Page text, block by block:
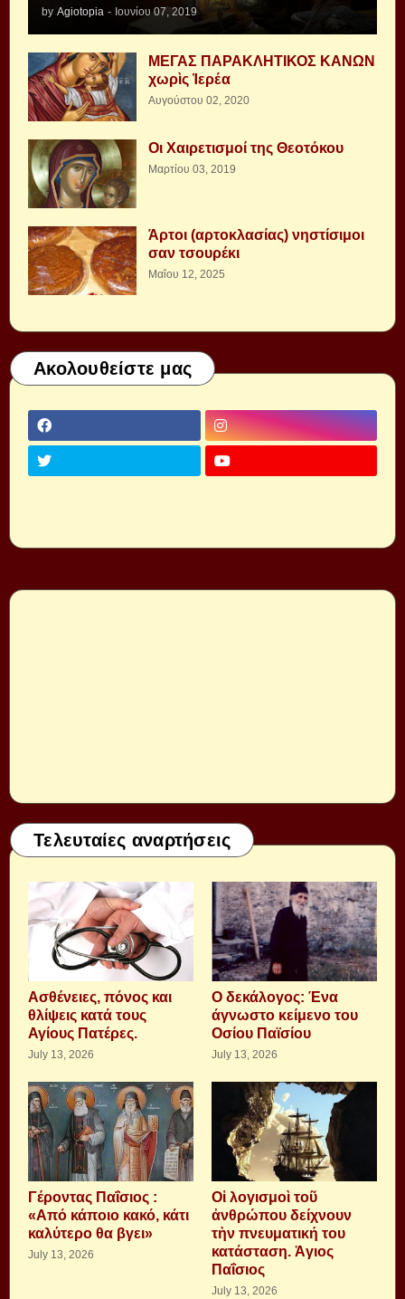
by Agiotopia - Ιουνίου 07, 2019
ΜΕΓΑΣ ΠΑΡΑΚΛΗΤΙΚΟΣ ΚΑΝΩΝ
χωρὶς Ἱερέα
Αυγούστου 02, 2020
Οι Χαιρετισμοί της Θεοτόκου
Μαρτίου 03, 2019
Άρτοι (αρτοκλασίας) νηστίσιμοι
σαν τσουρέκι
Μαΐου 12, 2025
Ακολουθείστε μας
Τελευταίες αναρτήσεις
Aσθένειες, πόνος και
θλίψεις κατά τους
Αγίους Πατέρες.
July 13, 2026
Ο δεκάλογος: Ένα
άγνωστο κείμενο του
Οσίου Παϊσίου
July 13, 2026
Γέροντας Παΐσιος :
«Από κάποιο κακό, κάτι
καλύτερο θα βγει»
July 13, 2026
Οἱ λογισμοὶ τοῦ
ἀνθρώπου δείχνουν
τὴν πνευματική του
κατάσταση. Ἁγιος
Παΐσιος
July 13, 2026